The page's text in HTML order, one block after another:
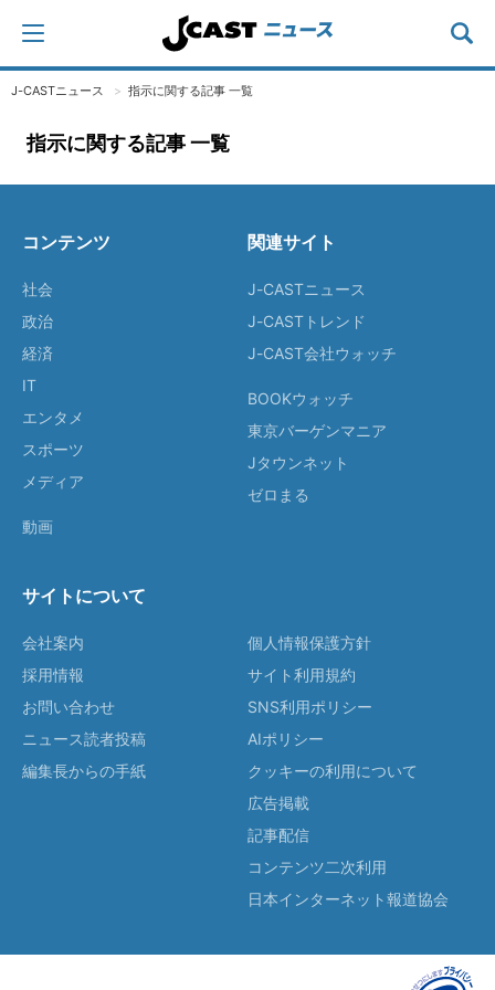
J-CASTニュース 指示に関する記事 一覧
指示に関する記事 一覧
コンテンツ
社会
政治
経済
IT
エンタメ
スポーツ
メディア
動画
関連サイト
J-CASTニュース
J-CASTトレンド
J-CAST会社ウォッチ
BOOKウォッチ
東京バーゲンマニア
Jタウンネット
ゼロまる
サイトについて
会社案内
採用情報
お問い合わせ
ニュース読者投稿
編集長からの手紙
個人情報保護方針
サイト利用規約
SNS利用ポリシー
AIポリシー
クッキーの利用について
広告掲載
記事配信
コンテンツ二次利用
日本インターネット報道協会